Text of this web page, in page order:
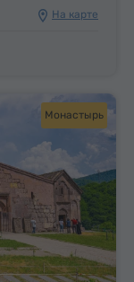
На карте
Монастырь